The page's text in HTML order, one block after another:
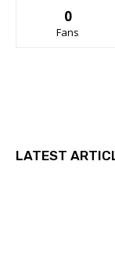
0
Fans
LATEST